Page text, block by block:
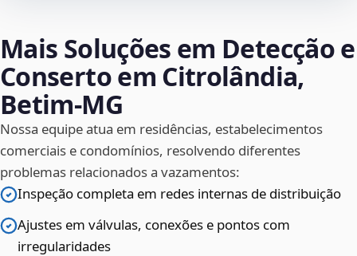
Mais Soluções em Detecção e
Conserto em Citrolândia,
Betim‑MG
Nossa equipe atua em residências, estabelecimentos
comerciais e condomínios, resolvendo diferentes
problemas relacionados a vazamentos:
Inspeção completa em redes internas de distribuição
Ajustes em válvulas, conexões e pontos com
irregularidades